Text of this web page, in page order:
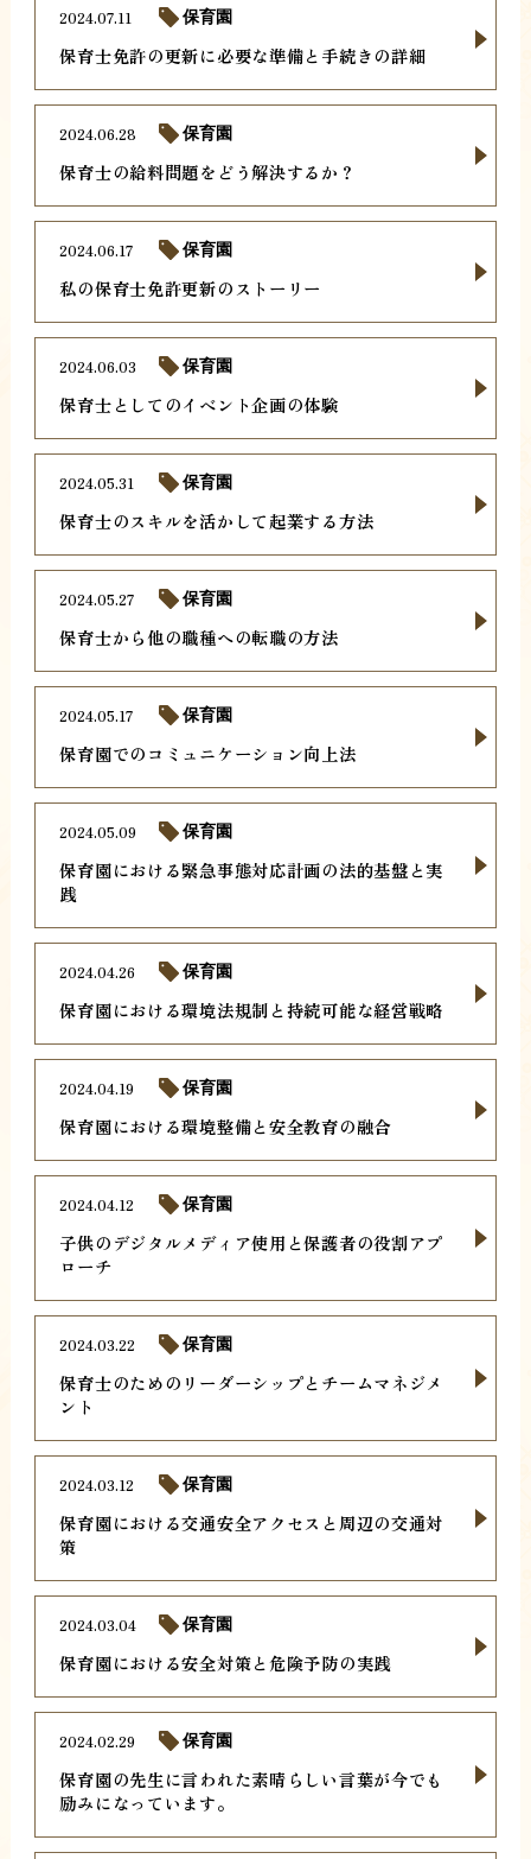
保育士免許の更新に必要な準備と手続きの詳細
2024.07.11 保育園
保育士の給料問題をどう解決するか？
2024.06.28 保育園
私の保育士免許更新のストーリー
2024.06.17 保育園
保育士としてのイベント企画の体験
2024.06.03 保育園
保育士のスキルを活かして起業する方法
2024.05.31 保育園
保育士から他の職種への転職の方法
2024.05.27 保育園
保育園でのコミュニケーション向上法
2024.05.17 保育園
保育園における緊急事態対応計画の法的基盤と実
践
2024.05.09 保育園
保育園における環境法規制と持続可能な経営戦略
2024.04.26 保育園
保育園における環境整備と安全教育の融合
2024.04.19 保育園
子供のデジタルメディア使用と保護者の役割アプ
ローチ
2024.04.12 保育園
保育士のためのリーダーシップとチームマネジメ
ント
2024.03.22 保育園
保育園における交通安全アクセスと周辺の交通対
策
2024.03.12 保育園
保育園における安全対策と危険予防の実践
2024.03.04 保育園
保育園の先生に言われた素晴らしい言葉が今でも
励みになっています。
2024.02.29 保育園